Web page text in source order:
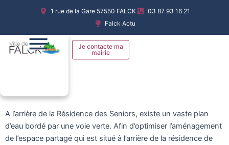
1 rue de la Gare 57550 FALCK
03 87 93 16 21
Falck Actu
Je contacte ma
mairie
A l’arrière de la Résidence des Seniors, existe un vaste plan
d’eau bordé par une voie verte. Afin d’optimiser l’aménagement
de l’espace partagé qui est situé à l’arrière de la résidence de